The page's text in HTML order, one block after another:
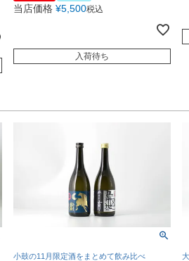
当店価格 ¥5,500税込
入荷待ち
小鼓の11月限定酒をまとめて飲み比べ